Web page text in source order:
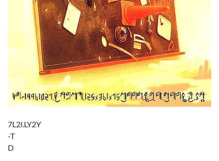
7L2l.LY2Y
-T
D